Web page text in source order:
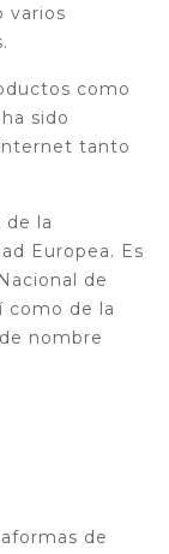
varios
como
sido
tanto
de la
Europea. Es
de
como de la
nombre
de